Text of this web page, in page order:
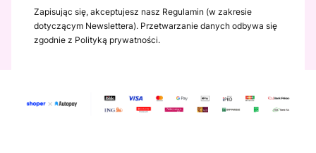
Zapisując się, akceptujesz nasz Regulamin (w zakresie
dotyczącym Newslettera). Przetwarzanie danych odbywa się
zgodnie z Polityką prywatności.